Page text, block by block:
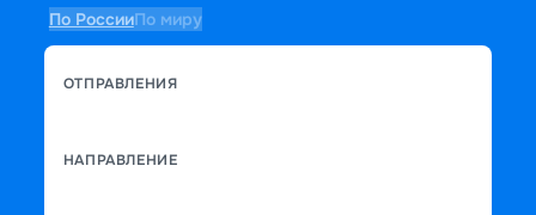
По РоссииПо миру
ОТПРАВЛЕНИЯ
НАПРАВЛЕНИЕ